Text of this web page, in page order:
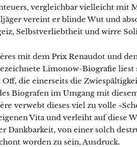
vergleichbar vielleicht mit
vereint er blinde Wut und
Selbstverliebtheit und wirre
mit dem Prix Renaudot und
Limonow-Biografie
Off, die einerseits die
Biografen im Umgang mit
verwebt dieses viel zu volle
Vita und verleiht auf diese
Dankbarkeit, von einer solch
worden zu sein, Ausdruck.